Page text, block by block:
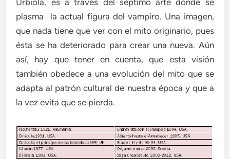
Urbiola, es a través del séptimo arte dónde se
plasma la actual figura del vampiro. Una imagen,
que nada tiene que ver con el mito originario, pues
ésta se ha deteriorado para crear una nueva. Aún
así, hay que tener en cuenta, que esta visión
también obedece a una evolución del mito que se
adapta al patrón cultural de nuestra época y que a
la vez evita que se pierda.